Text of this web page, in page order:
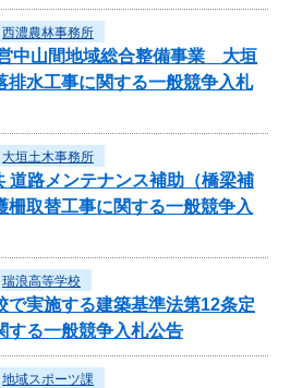
西濃農林事務所
中山間地域総合整備事業 大垣
排水工事に関する一般競争入札
大垣土木事務所
道路メンテナンス補助（橋梁補
取替工事に関する一般競争入
瑞浪高等学校
で実施する建築基準法第12条定
する一般競争入札公告
地域スポーツ課